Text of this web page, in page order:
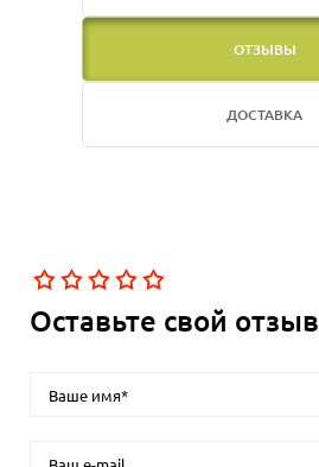
ОТЗЫВЫ
ДОСТАВКА
Оставьте свой отзыв